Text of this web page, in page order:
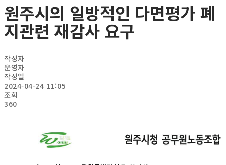
원주시의 일방적인 다면평가 폐
지관련 재감사 요구
작성자
운영자
작성일
2024-04-24 11:05
조회
360